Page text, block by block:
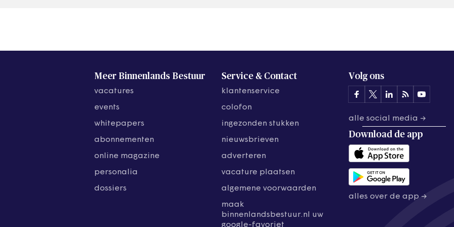
Meer Binnenlands Bestuur
vacatures
events
whitepapers
abonnementen
online magazine
personalia
dossiers
Service & Contact
klantenservice
colofon
ingezonden stukken
nieuwsbrieven
adverteren
vacature plaatsen
algemene voorwaarden
maak
binnenlandsbestuur.nl uw
google-favoriet
Volg ons
alle social media →
Download de app
alles over de app →